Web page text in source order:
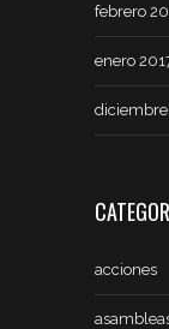
febrero
enero
acciones